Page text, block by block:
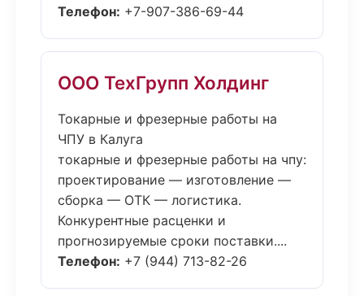
Телефон: +7-907-386-69-44
ООО ТехГрупп Холдинг
Токарные и фрезерные работы на
ЧПУ в Калуга
токарные и фрезерные работы на чпу:
проектирование — изготовление —
сборка — ОТК — логистика.
Конкурентные расценки и
прогнозируемые сроки поставки....
Телефон: +7 (944) 713-82-26